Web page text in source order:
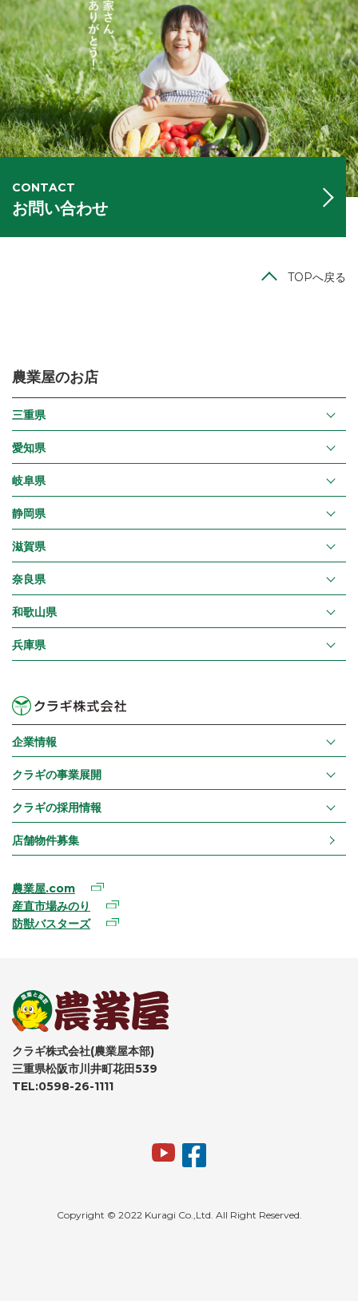
CONTACT
お問い合わせ
TOPへ戻る
農業屋のお店
三重県
愛知県
岐阜県
静岡県
滋賀県
奈良県
和歌山県
兵庫県
企業情報
クラギの事業展開
クラギの採用情報
店舗物件募集
農業屋.com
産直市場みのり
防獣バスターズ
クラギ株式会社(農業屋本部)
三重県松阪市川井町花田539
TEL:0598-26-1111
Copyright © 2022 Kuragi Co.,Ltd. All Right Reserved.